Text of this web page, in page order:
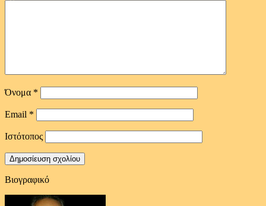
Όνομα *
Email *
Ιστότοπος
Βιογραφικό